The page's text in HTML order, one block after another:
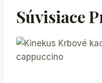
Súvisiace